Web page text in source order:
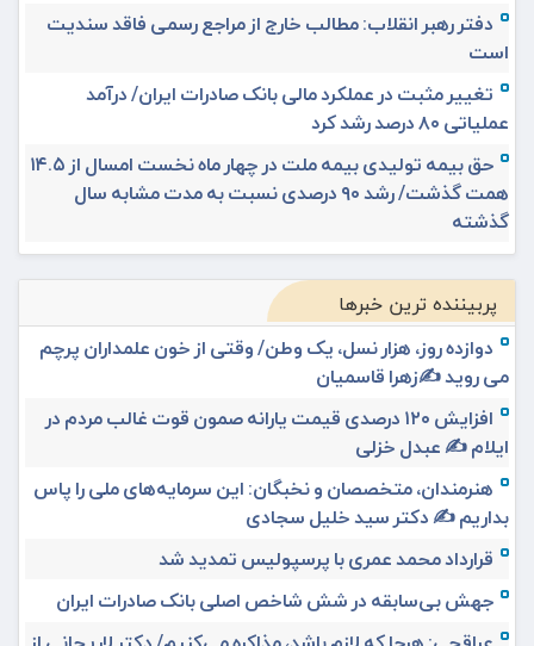
دفتر رهبر انقلاب: مطالب خارج از مراجع رسمی فاقد سندیت
است
تغییر مثبت در عملکرد مالی بانک صادرات ایران/ درآمد
عملیاتی ۸۰ درصد رشد کرد
حق بیمه تولیدی بیمه ملت در چهار ماه نخست امسال از ۱۴.۵
همت گذشت/ رشد ۹۰ درصدی نسبت به مدت مشابه سال
گذشته
پربیننده ترین خبرها
دوازده روز، هزار نسل، یک وطن/ وقتی از خون علمداران پرچم
می روید ✍️زهرا قاسمیان
افزایش ۱۲۰ درصدی قیمت یارانه صمون قوت غالب مردم در
ایلام ✍️ عبدل خزلی
هنرمندان، متخصصان و نخبگان: این سرمایه‌های ملی را پاس
بداریم ✍️ دکتر سید خلیل سجادی
قرارداد محمد عمری با پرسپولیس تمدید شد
جهش بی‌سابقه در شش شاخص اصلی بانک صادرات ایران